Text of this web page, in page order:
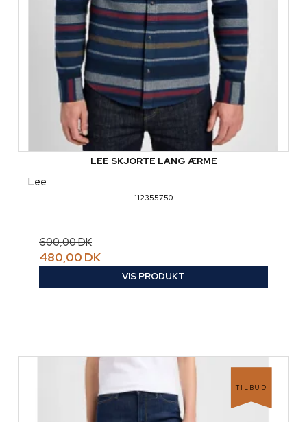
LEE SKJORTE LANG ÆRME
Lee
112355750
600,00 DK
480,00 DK
VIS PRODUKT
TILBUD